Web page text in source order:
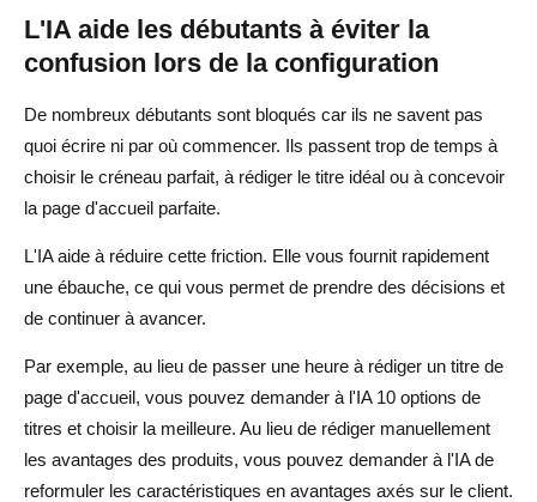
L'IA aide les débutants à éviter la
confusion lors de la configuration
De nombreux débutants sont bloqués car ils ne savent pas
quoi écrire ni par où commencer. Ils passent trop de temps à
choisir le créneau parfait, à rédiger le titre idéal ou à concevoir
la page d'accueil parfaite.
L'IA aide à réduire cette friction. Elle vous fournit rapidement
une ébauche, ce qui vous permet de prendre des décisions et
de continuer à avancer.
Par exemple, au lieu de passer une heure à rédiger un titre de
page d'accueil, vous pouvez demander à l'IA 10 options de
titres et choisir la meilleure. Au lieu de rédiger manuellement
les avantages des produits, vous pouvez demander à l'IA de
reformuler les caractéristiques en avantages axés sur le client.